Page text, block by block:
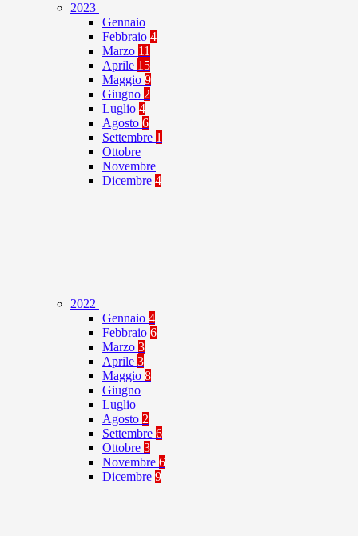
2023
Gennaio
Febbraio 4
Marzo 11
Aprile 15
Maggio 9
Giugno 2
Luglio 4
Agosto 6
Settembre 1
Ottobre
Novembre
Dicembre 4
2022
Gennaio 4
Febbraio 6
Marzo 3
Aprile 3
Maggio 8
Giugno
Luglio
Agosto 2
Settembre 6
Ottobre 3
Novembre 6
Dicembre 9